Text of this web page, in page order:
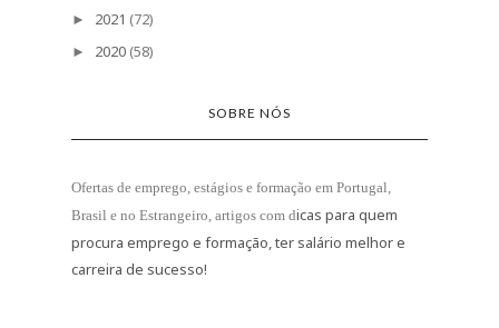
► 2021 (72)
► 2020 (58)
SOBRE NÓS
Ofertas de emprego, estágios e formação em Portugal,
Brasil e no Estrangeiro , artigos com dicas para quem
procura emprego e formação, ter salário melhor e
carreira de sucesso!